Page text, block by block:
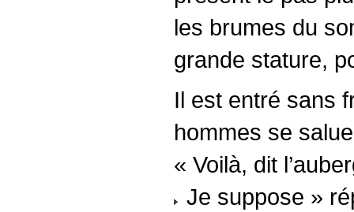
les brumes du
grande stature,
Il est entré sans
hommes se
« Voilà, dit
Je suppose »